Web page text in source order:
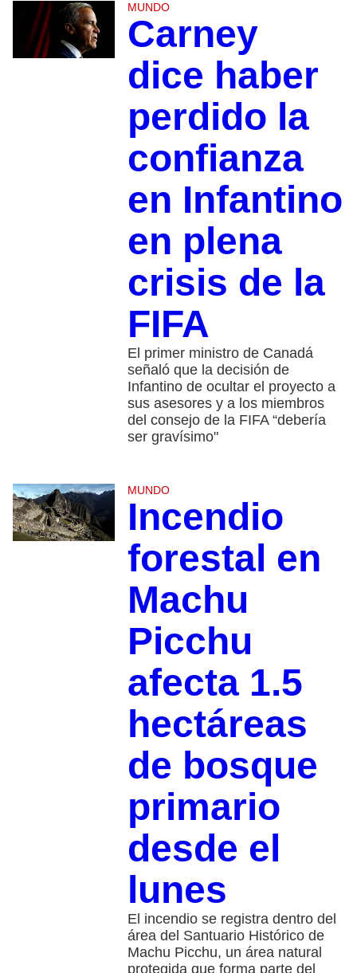
MUNDO
Carney
dice haber
perdido la
confianza
en Infantino
en plena
crisis de la
FIFA
El primer ministro de Canadá
señaló que la decisión de
Infantino de ocultar el proyecto a
sus asesores y a los miembros
del consejo de la FIFA “debería
ser gravísimo"
MUNDO
Incendio
forestal en
Machu
Picchu
afecta 1.5
hectáreas
de bosque
primario
desde el
lunes
El incendio se registra dentro del
área del Santuario Histórico de
Machu Picchu, un área natural
protegida que forma parte del